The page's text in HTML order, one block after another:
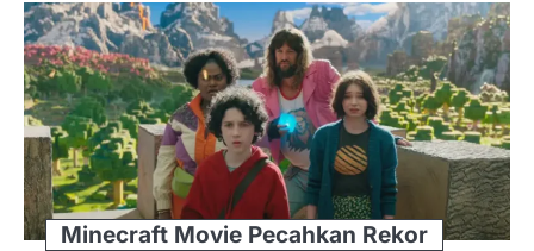
Minecraft Movie Pecahkan Rekor